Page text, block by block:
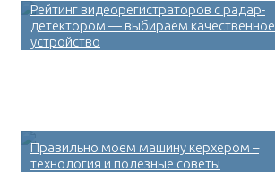
Рейтинг видеорегистраторов с радар-
детектором — выбираем качественное
устройство
Правильно моем машину керхером –
технология и полезные советы